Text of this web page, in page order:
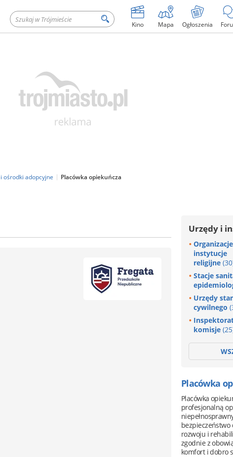
Kino Mapa Ogłoszenia
ośrodki adopcyjne Placówka opiekuńcza
Urzędy i
instytucje
religijne
Stacje
Urzędy
cywilnego
komisje
Placówka
Placówka
profesjonalną
rozwoju i
zgodnie z
komfort i dobro